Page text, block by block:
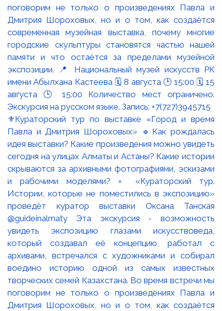
⚜️Кураторский тур по выставке «Город и время
Павла и Дмитрия Шороховых» 🔹Как рождалась
идея выставки? Какие произведения можно увидеть
сегодня на улицах Алматы и Астаны? Какие истории
скрываются за архивными фотографиями, эскизами
и рабочими моделями? ▫️ «Кураторский тур.
Истории, которые не поместились в экспозицию»
проведёт куратор выставки Оксана Танская
@guideinalmaty Эта экскурсия - возможность
увидеть экспозицию глазами искусствоведа,
который создавал её концепцию, работал с
архивами, встречался с художниками и собирал
воедино историю одной из самых известных
творческих семей Казахстана. Во время встречи мы
поговорим не только о произведениях Павла и
Дмитрия Шороховых, но и о том, как создаётся